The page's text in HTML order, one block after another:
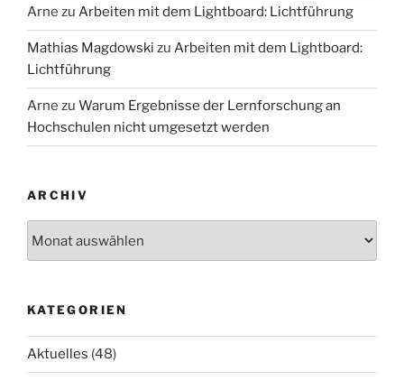
Arne zu Arbeiten mit dem Lightboard: Lichtführung
Mathias Magdowski zu Arbeiten mit dem Lightboard:
Lichtführung
Arne zu Warum Ergebnisse der Lernforschung an
Hochschulen nicht umgesetzt werden
ARCHIV
KATEGORIEN
Aktuelles (48)